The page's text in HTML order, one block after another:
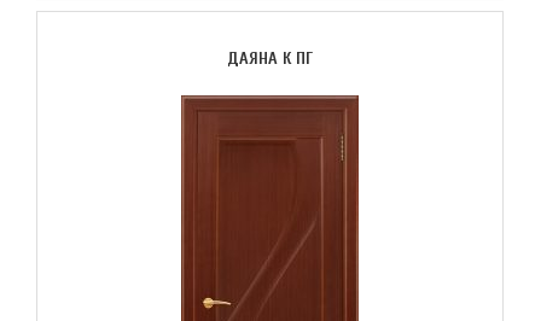
ДАЯНА К ПГ